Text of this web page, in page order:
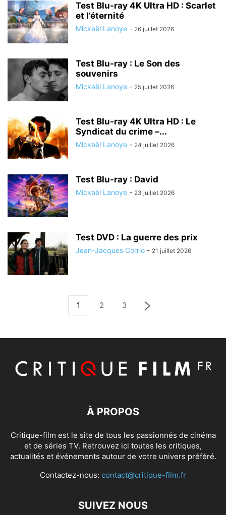
Test Blu-ray 4K Ultra HD : Scarlet
et l’éternité
Mickaël Lanoye - 26 juillet 2026
Test Blu-ray : Le Son des
souvenirs
Mickaël Lanoye - 25 juillet 2026
Test Blu-ray 4K Ultra HD : Le
Syndicat du crime –...
Mickaël Lanoye - 24 juillet 2026
Test Blu-ray : David
Mickaël Lanoye - 23 juillet 2026
Test DVD : La guerre des prix
Jean-Jacques Corrio - 21 juillet 2026
1 2 3
À PROPOS
Critique-film est le site de tous les passionnés de cinéma
et de séries TV. Retrouvez ici toutes les critiques,
actualités et événements autour de votre univers préféré.
Contactez-nous: contact@critique-film.fr
SUIVEZ NOUS